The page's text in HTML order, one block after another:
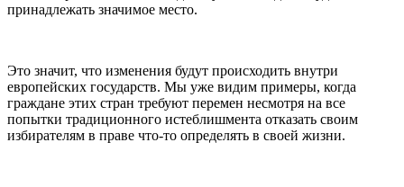
принадлежать значимое место.
Это значит, что изменения будут происходить внутри
европейских государств. Мы уже видим примеры, когда
граждане этих стран требуют перемен несмотря на все
попытки традиционного истеблишмента отказать своим
избирателям в праве что-то определять в своей жизни.